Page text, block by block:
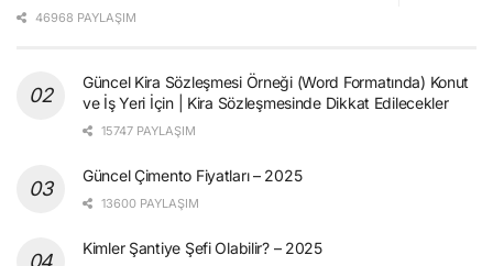
46968 PAYLAŞIM
Güncel Kira Sözleşmesi Örneği (Word Formatında) Konut
ve İş Yeri İçin | Kira Sözleşmesinde Dikkat Edilecekler
15747 PAYLAŞIM
Güncel Çimento Fiyatları – 2025
13600 PAYLAŞIM
Kimler Şantiye Şefi Olabilir? – 2025